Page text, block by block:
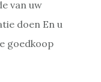
van uw
doen En u
goedkoop